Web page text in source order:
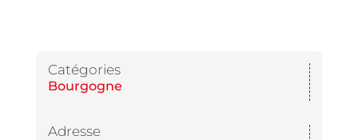
Catégories
Bourgogne
Adresse